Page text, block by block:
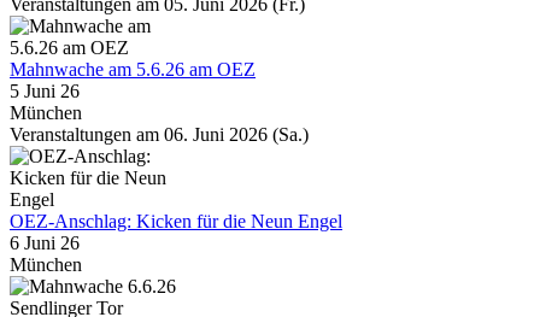
Veranstaltungen am 05. Juni 2026 (Fr.)
Mahnwache am 5.6.26 am OEZ
5 Juni 26
München
Veranstaltungen am 06. Juni 2026 (Sa.)
OEZ-Anschlag: Kicken für die Neun Engel
6 Juni 26
München